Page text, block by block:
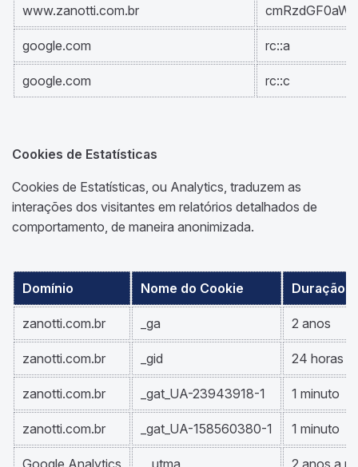
www.zanotti.com.br
google.com rc::a
google.com rc::c
Cookies de Estatísticas
Cookies de Estatísticas, ou Analytics, traduzem as
interações dos visitantes em relatórios detalhados de
comportamento, de maneira anonimizada.
Domínio Nome do Cookie Duração
zanotti.com.br _ga 2 anos
zanotti.com.br _gid 24 horas
zanotti.com.br _gat_UA-23943918-1 1 minuto
zanotti.com.br _gat_UA-158560380-1 1 minuto
Google Analytics __utma 2 anos a